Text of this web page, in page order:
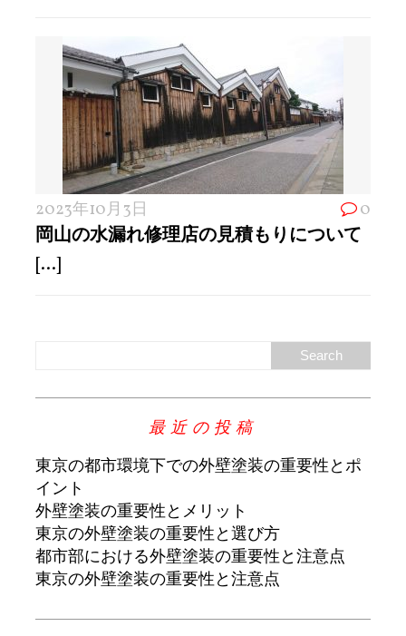
2023年10月3日 0
岡山の水漏れ修理店の見積もりについて
[...]
最近の投稿
東京の都市環境下での外壁塗装の重要性とポ
イント
外壁塗装の重要性とメリット
東京の外壁塗装の重要性と選び方
都市部における外壁塗装の重要性と注意点
東京の外壁塗装の重要性と注意点